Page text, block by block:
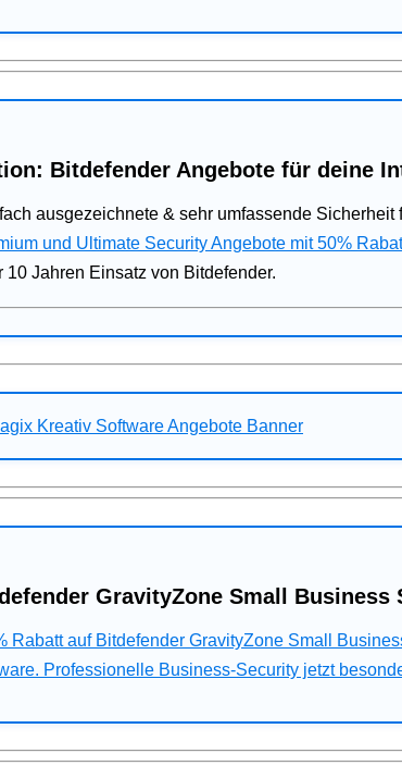
Bitdefender Angebote für deine
ausgezeichnete & sehr umfassende Sicherheit
und Ultimate Security Angebote mit 50%
10 Jahren Einsatz von Bitdefender.
GravityZone Small Business
Rabatt auf Bitdefender GravityZone Small
Professionelle Business-Security jetzt